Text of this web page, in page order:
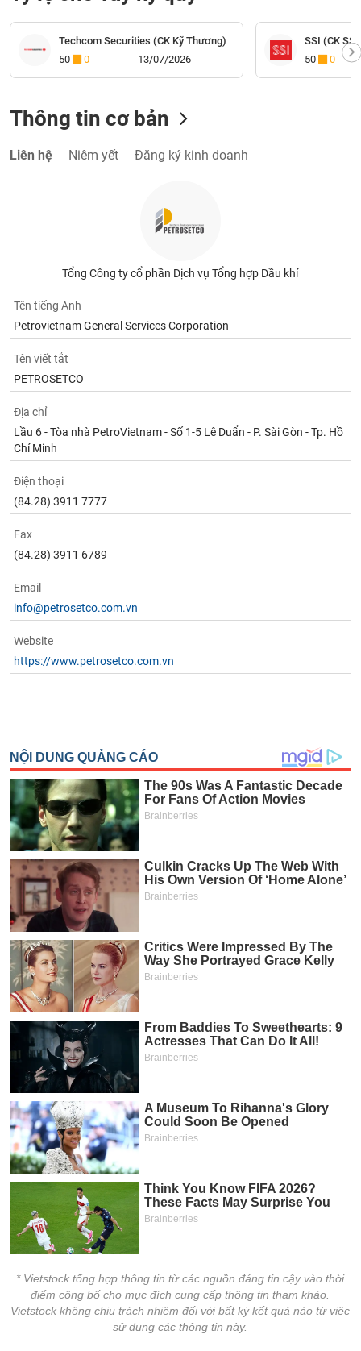
Techcom Securities (CK Kỹ Thương)
50
0 13/07/2026
SSI (CK
50
0
Thông tin cơ bản
Liên hệ Niêm yết Đăng ký kinh doanh
Tổng Công ty cổ phần Dịch vụ Tổng hợp Dầu khí
Tên tiếng Anh
Petrovietnam General Services Corporation
Tên viết tắt
PETROSETCO
Địa chỉ
Lầu 6 - Tòa nhà PetroVietnam - Số 1-5 Lê Duẩn - P. Sài Gòn - Tp. Hồ
Chí Minh
Điện thoại
(84.28) 3911 7777
Fax
(84.28) 3911 6789
Email
info@petrosetco.com.vn
Website
https://www.petrosetco.com.vn
* Vietstock tổng hợp thông tin từ các nguồn đáng tin cậy vào thời
điểm công bố cho mục đích cung cấp thông tin tham khảo.
Vietstock không chịu trách nhiệm đối với bất kỳ kết quả nào từ việc
sử dụng các thông tin này.